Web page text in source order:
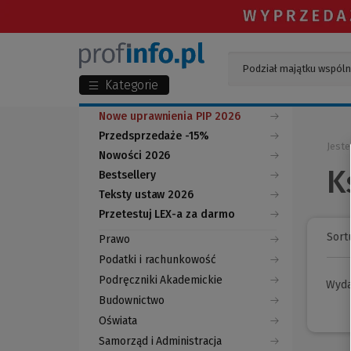
Kategorie
Nowe uprawnienia PIP 2026
Przedsprzedaże -15%
Nowości 2026
Bestsellery
Teksty ustaw 2026
Przetestuj LEX-a za darmo
(Nowe
okno)
(Link
do
innej
strony)
Prawo
Podatki i rachunkowość
Podręczniki Akademickie
Budownictwo
Oświata
Samorząd i Administracja